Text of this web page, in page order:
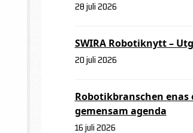
28 juli 2026
SWIRA Robotiknytt –
20 juli 2026
Robotikbranschen enas
gemensam agenda
16 juli 2026